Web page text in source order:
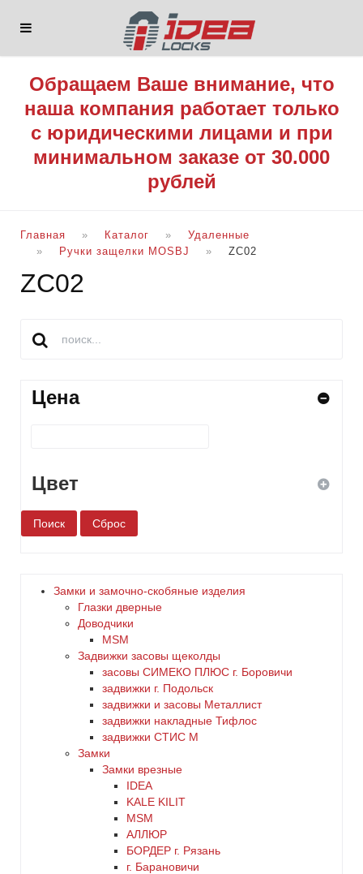
Обращаем Ваше внимание, что
наша компания работает только
с юридическими лицами и при
минимальном заказе от 30.000
рублей
Главная Каталог
Удаленные
Ручки защелки MOSBJ
ZC02
ZC02
Цена
Цвет
белый
желтый
Замки и замочно-скобяные изделия
Глазки дверные
Доводчики
MSM
Задвижки засовы щеколды
заcовы СИМЕКО ПЛЮС г. Боровичи
задвижки г. Подольск
задвижки и засовы Металлист
задвижки накладные Тифлос
задвижки СТИС М
Замки
Замки врезные
IDEA
KALE KILIT
MSM
АЛЛЮР
БОРДЕР г. Рязань
г. Барановичи